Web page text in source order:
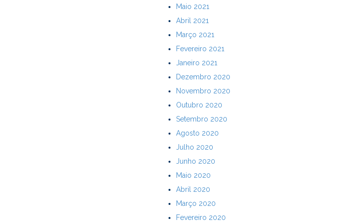
Maio 2021
Abril 2021
Março 2021
Fevereiro 2021
Janeiro 2021
Dezembro 2020
Novembro 2020
Outubro 2020
Setembro 2020
Agosto 2020
Julho 2020
Junho 2020
Maio 2020
Abril 2020
Março 2020
Fevereiro 2020